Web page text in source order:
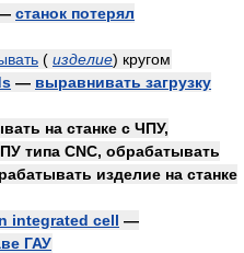
станок потерял
( изделие) кругом
— выравнивать загрузку
на станке с ЧПУ,
типа CNC, обрабатывать
изделие на станке
integrated cell —
ГАУ